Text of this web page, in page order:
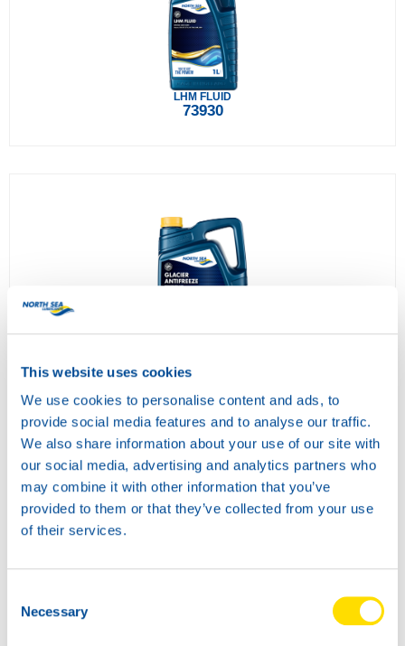
This website uses cookies
We use cookies to personalise content and ads, to
provide social media features and to analyse our traffic.
We also share information about your use of our site with
our social media, advertising and analytics partners who
may combine it with other information that you’ve
provided to them or that they’ve collected from your use
of their services.
Selection
Necessary
LHM FLUID
73930
73940